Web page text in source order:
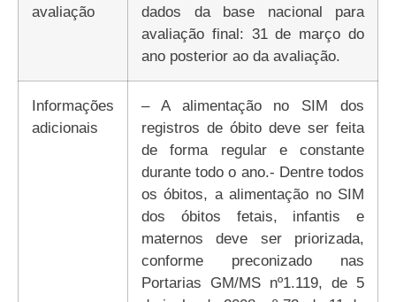
avaliação
dados da base nacional para
avaliação final: 31 de março do
ano posterior ao da avaliação.
Informações
adicionais
– A alimentação no SIM dos
registros de óbito deve ser feita
de forma regular e constante
durante todo o ano.- Dentre todos
os óbitos, a alimentação no SIM
dos óbitos fetais, infantis e
maternos deve ser priorizada,
conforme preconizado nas
Portarias GM/MS nº1.119, de 5